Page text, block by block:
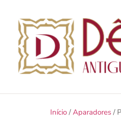
Início /Aparadores /